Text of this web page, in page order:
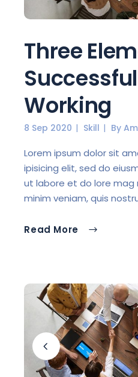
Three
Working
8 Sep 2020 Skill By
Lorem ipsum dolor sit
ipisicing elit, sed do
ut labore et do lore mag
minim veniam, quis
Read More